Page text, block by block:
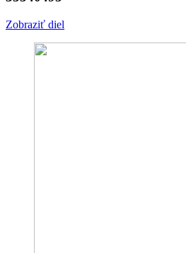
Zobraziť diel